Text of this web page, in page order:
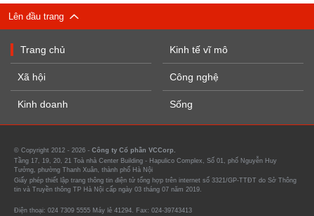
Lên đầu trang
Trang chủ
Xã hội
Kinh doanh
Kinh tế vĩ mô
Công nghệ
Sống
© Copyright 2012 - 2026 - Công ty Cổ phần VCCorp.
Tầng 17, 19, 20, 21 Toà nhà Center Building - Hapulico Complex, Số 01, phố Nguyễn Huy
Tưởng, phường Thanh Xuân, thành phố Hà Nội
Giấy phép thiết lập trang thông tin điện tử tổng hợp trên internet số 3321/GP-TTĐT do Sở Thông
tin và Truyền thông TP Hà Nội cấp ngày 03 tháng 07 năm 2019.
Điện thoại: 024 7309 5555 Máy lẻ 41294. Fax: 024-39743413